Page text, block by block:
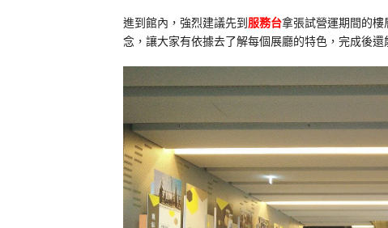
進到館內，強烈建議先到服務台拿張試營運期間的
念，讓大家有依據去了解每個展廳的特色，完成後還